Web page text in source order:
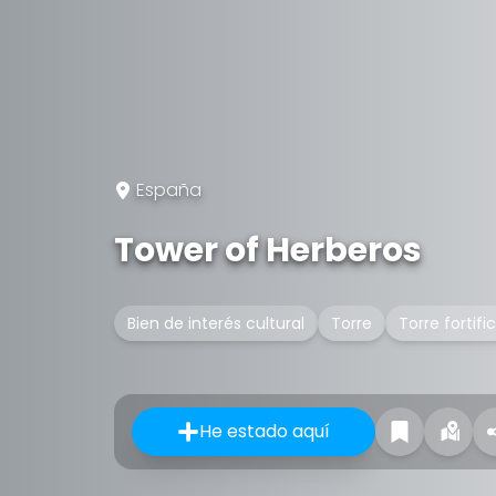
España
Tower of Herberos
Bien de interés cultural Torre Torre
He estado aquí